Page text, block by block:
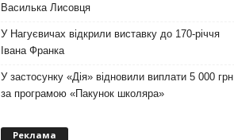
Василька Лисовця
У Нагуєвичах відкрили виставку до 170-річчя
Івана Франка
У застосунку «Дія» відновили виплати 5 000 грн
за програмою «Пакунок школяра»
Реклама